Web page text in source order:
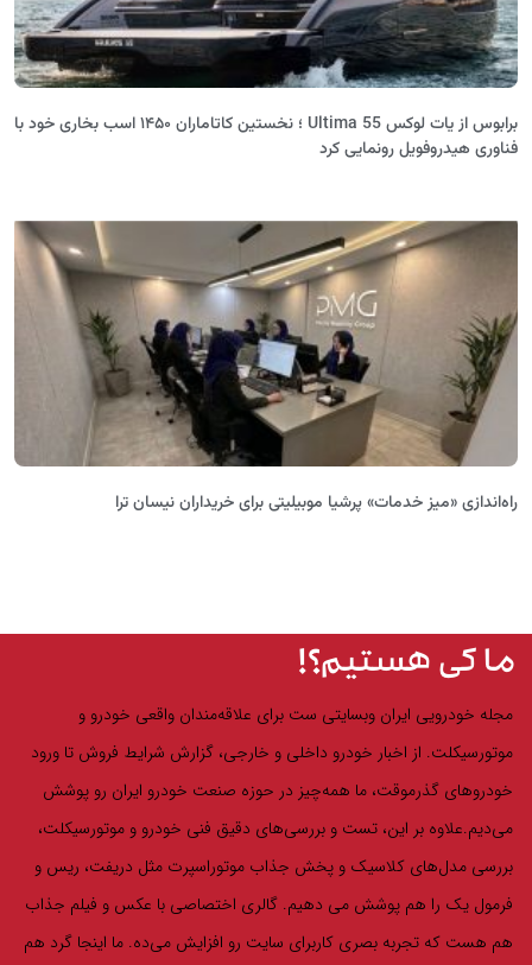
برابوس از یات لوکس Ultima 55 ؛ نخستین کاتاماران ۱۴۵۰ اسب بخاری خود با
فناوری هیدروفویل رونمایی کرد
راه‌اندازی «میز خدمات» پرشیا موبیلیتی برای خریداران نیسان ترا
ما کی هستیم؟!
مجله خودرویی ایران وبسایتی ‌ست برای علاقه‌مندان واقعی خودرو و
موتورسیکلت. از اخبار خودرو داخلی و خارجی، گزارش‌ شرایط فروش تا ورود
خودروهای گذرموقت، ما همه‌چیز در حوزه صنعت خودرو ایران رو پوشش
می‌دیم.علاوه بر این، تست و بررسی‌های دقیق فنی خودرو و موتورسیکلت،
بررسی مدل‌های کلاسیک و پخش جذاب موتوراسپرت مثل دریفت، ریس و
فرمول یک را هم پوشش می دهیم. گالری اختصاصی با عکس و فیلم جذاب
هم هست که تجربه بصری کاربرای سایت رو افزایش می‌ده. ما اینجا گرد هم